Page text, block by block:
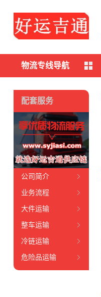
物流专线导航
配套服务
公司简介
业务流程
大件运输
整车运输
冷链运输
危险品运输